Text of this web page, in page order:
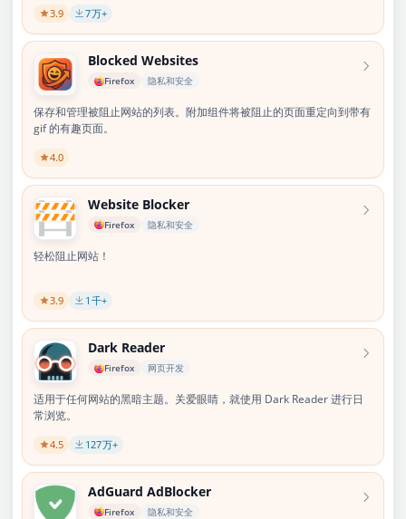
3.9 7万+
Blocked Websites
Firefox 隐私和安全
保存和管理被阻止网站的列表。附加组件将被阻止的页面重定向到带有
gif 的有趣页面。
4.0
Website Blocker
Firefox 隐私和安全
轻松阻止网站！
3.9 1 千+
Dark Reader
Firefox 网页开发
适用于任何网站的黑暗主题。关爱眼睛，就使用 Dark Reader 进行日
常浏览。
4.5 127万+
AdGuard AdBlocker
Firefox 隐私和安全